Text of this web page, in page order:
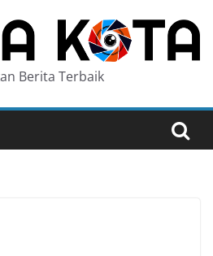
Berita Terbaik